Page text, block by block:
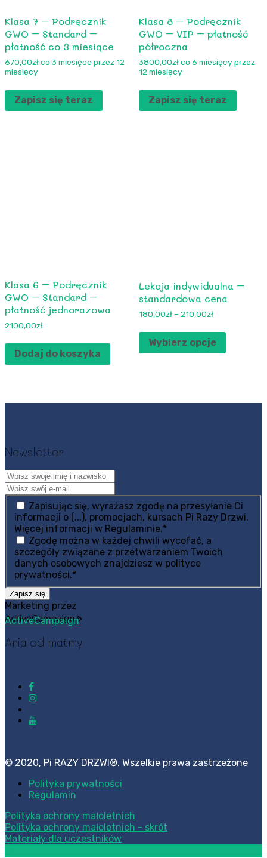
Klasa 7 – Podręcznik
GWO – Standard –
płatność co 3 miesiące
670,00złco 3 miesięce przez 12
miesięcy
Zapisz się teraz
Klasa 8 – Podręcznik
GWO – VIP – płatność
półroczna
3800,00zł co 6 miesięcy przez
12 miesięcy
Zapisz się teraz
Klasa 6 – Podręcznik
GWO – Standard –
płatność jednorazowa
2100,00zł
Dodaj do koszyka
Lekcja indywidualna –
standardowa cena
180,00zł– 210,00zł
Wybierz opcje
Newsletter
Zapisując się, wyrażasz zgodę na przesyłanie Ci
informacji o (...), promocjach, kursach Pi Razy Drzwi.
Więcej informacji w Regulaminie.*
Zgodę można w każdej chwili wycofać, a
szczegóły związane z przetwarzaniem Twoich
danych osobowych znajdziesz w polityce
prywatności.*
Zapisz się
Marketing przez
ActiveCampaign
Ania od matmy
© 2020, Pi RAZY DRZWI®. Wszelkie prawa zastrzeżone
Polityka prywatności
Regulamin
Polityka ochrony małoletnich
Polityka ochrony małoletnich - skrót
Materiały dla uczestników